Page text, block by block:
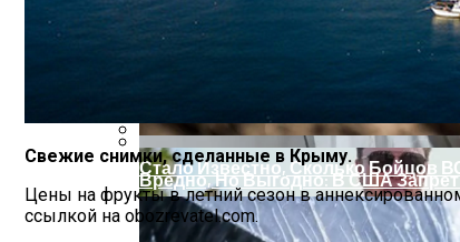
На Какую Зарплату Могут
Вредно, Но Выгодно: В США Запрет
Стало Известно, Сколько Бойцов
Свежие снимки, сделанные в Крыму.
Цены на фрукты в летний сезон в
ссылкой на obozrevatel.com.